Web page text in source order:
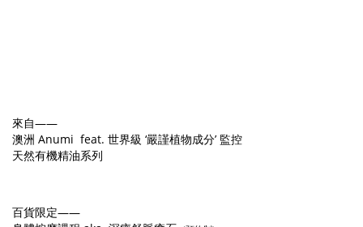
來自——
澳洲 Anumi feat. 世界級 ‘嚴謹植物成分’ 監控
天然有機精油系列
百貨限定——